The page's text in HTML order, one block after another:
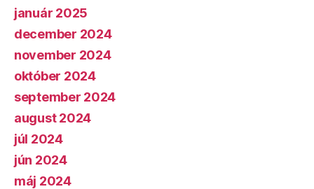
január 2025
december 2024
november 2024
október 2024
september 2024
august 2024
júl 2024
jún 2024
máj 2024